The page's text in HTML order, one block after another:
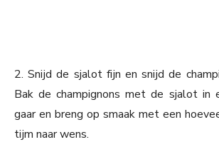
2. Snijd de sjalot fijn en snijd de
Bak de champignons met de sjalot in
gaar en breng op smaak met een
tijm naar wens.